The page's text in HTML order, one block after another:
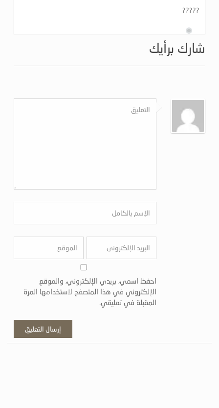
?????
شارك برأيك
احفظ اسمي، بريدي الإلكتروني، والموقع
الإلكتروني في هذا المتصفح لاستخدامها المرة
المقبلة في تعليقي.